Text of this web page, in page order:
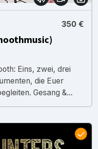
350 €
Eins, zwei, drei
die Euer
Gesang &...